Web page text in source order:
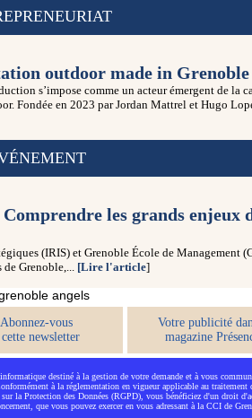
outdoor made in Grenoble
s’impose comme un acteur émergent de la
Fondée en 2023 par Jordan Mattrel et Hugo
les grands enjeux
(IRIS) et Grenoble École de Management
Grenoble,... [Lire l'article]
Abonnez-vous
cette newsletter
Votre publicité
magazine
destiné à la gestion de votre demande et à vous
à la réglementation en vigueur applicable au traitement
la Protection des Données (RGPD), vous bénéficiez d'un droit
que vous pouvez exercer en vous adressant à la CCI de